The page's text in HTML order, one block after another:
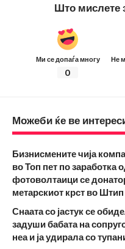
Што мислете
Ми се допаѓа многу
0
Не
Можеби ќе ве
Бизнисмените чија
во Топ пет по заработка
фотоволтаици се
метарскиот крст во Штип
Снаата со јастук се
задуши бабата на
неа и ја удирала со